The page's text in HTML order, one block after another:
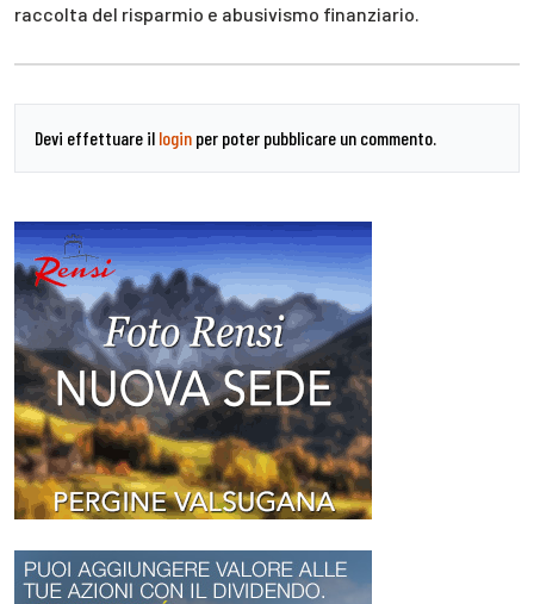
raccolta del risparmio e abusivismo finanziario.
Devi effettuare il login per poter pubblicare un commento.